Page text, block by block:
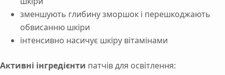
зменшують глибину зморшок і перешкоджають
обвисанню шкіри
інтенсивно насичує шкіру вітамінами
Активні інгредієнти патчів для освітлення: